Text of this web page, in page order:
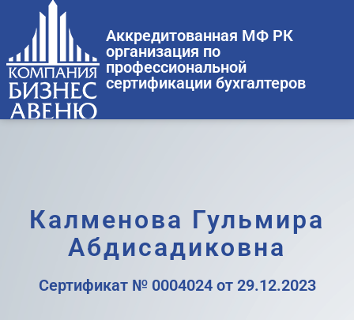
Аккредитованная МФ РК
организация по
профессиональной
сертификации бухгалтеров
Калменова Гульмира
Абдисадиковна
Сертификат № 0004024 от 29.12.2023